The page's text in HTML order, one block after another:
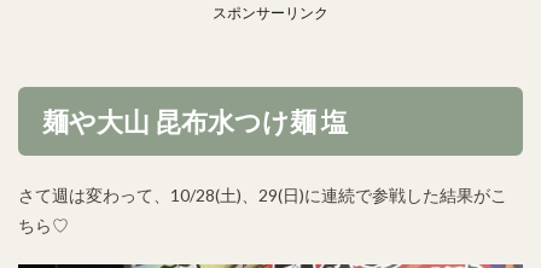
スポンサーリンク
麺や大山 昆布水つけ麺 塩
さて週は変わって、10/28(土)、29(日)に連続で参戦した結果がこ
ちら♡